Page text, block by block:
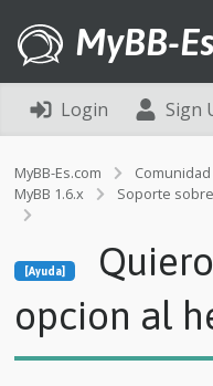
MyBB-
Login Sign
MyBB-Es.com
MyBB 1.6.x
Soporte
u
e
r
o
[Ayuda]
opcion al